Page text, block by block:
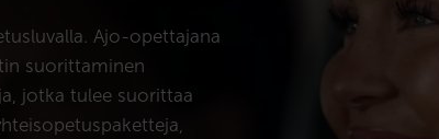
Ajo-opettajana
suorittaminen
jotka tulee suorittaa